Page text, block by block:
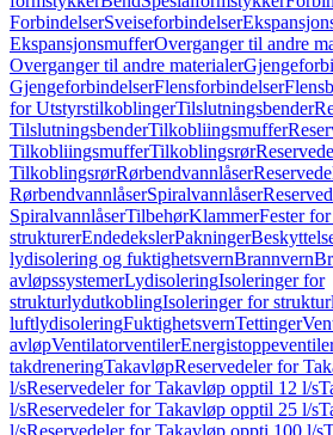
ForbindelserSveiseforbindelser
EkspansjonsmufferOverganger til andre
Overganger til andre materialer
GjengeforbindelserFlensforbindelser
for UtstyrstilkoblingerTilslutningsbender
TilslutningsbenderTilkobliingsmuffer
TilkobliingsmufferTilkoblingsrør
TilkoblingsrørRørbendvannlåser
RørbendvannlåserSpiralvannlåser
SpiralvannlåserTilbehørKlammerFester
strukturerEndedekslerPakninger
lydisolering og fuktighetsvernBrannvern
avløpssystemerLydisoleringIsoleringer for
strukturlydutkoblingIsoleringer for
luftlydisoleringFuktighetsvernTettinger
avløpVentilatorventiler
takdreneringTakavløpReservedeler for
l/sReservedeler for Takavløp opptil 12 l/s
l/sReservedeler for Takavløp opptil 25 l/s
l/sReservedeler for Takavløp oppti 100 l/s